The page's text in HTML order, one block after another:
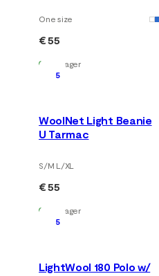
One size
€ 55
Auf Lager
5
WoolNet Light Beanie
U Tarmac
S/M L/XL
€ 55
Auf Lager
5
LightWool 180 Polo w/